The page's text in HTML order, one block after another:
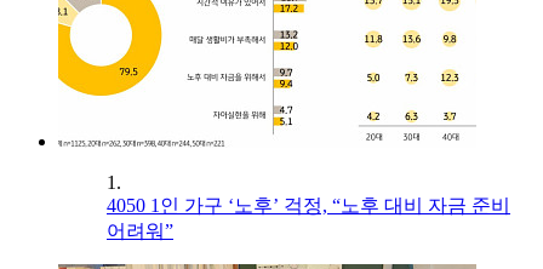
1.
4050 1인 가구 ‘노후’ 걱정, “노후 대비 자금 준비
어려워”